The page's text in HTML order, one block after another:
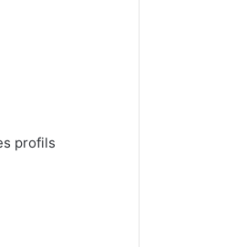
profils